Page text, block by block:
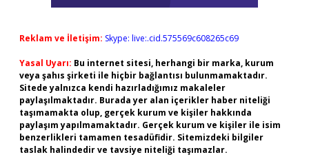
Reklam ve İletişim: Skype: live:.cid.575569c608265c69
Yasal Uyarı: Bu internet sitesi, herhangi bir marka, kurum
veya şahıs şirketi ile hiçbir bağlantısı bulunmamaktadır.
Sitede yalnızca kendi hazırladığımız makaleler
paylaşılmaktadır. Burada yer alan içerikler haber niteliği
taşımamakta olup, gerçek kurum ve kişiler hakkında
paylaşım yapılmamaktadır. Gerçek kurum ve kişiler ile isim
benzerlikleri tamamen tesadüfidir. Sitemizdeki bilgiler
taslak halindedir ve tavsiye niteliği taşımazlar.